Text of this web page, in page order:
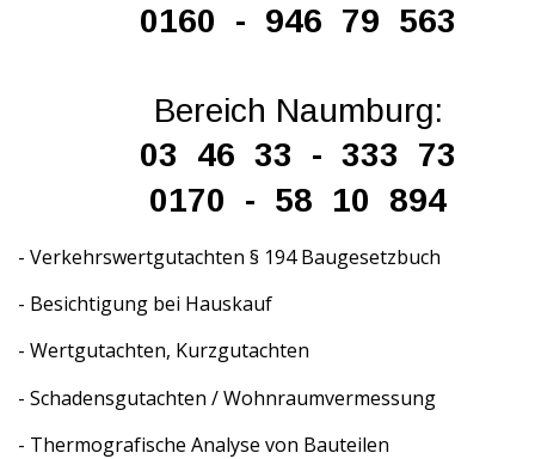
0160  -  946  79  563
Bereich Naumburg:
03  46  33  -  333  73
0170  -  58  10  894
   - Verkehrswertgutachten § 194 Baugesetzbuch
   - Besichtigung bei Hauskauf
   - Wertgutachten, Kurzgutachten
   - Schadensgutachten / Wohnraumvermessung
   - Thermografische Analyse von Bauteilen